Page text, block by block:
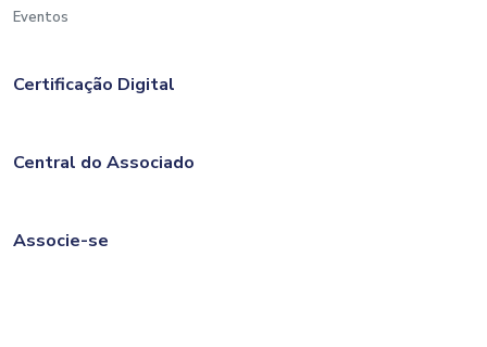
Eventos
Certificação Digital
Central do Associado
Associe-se